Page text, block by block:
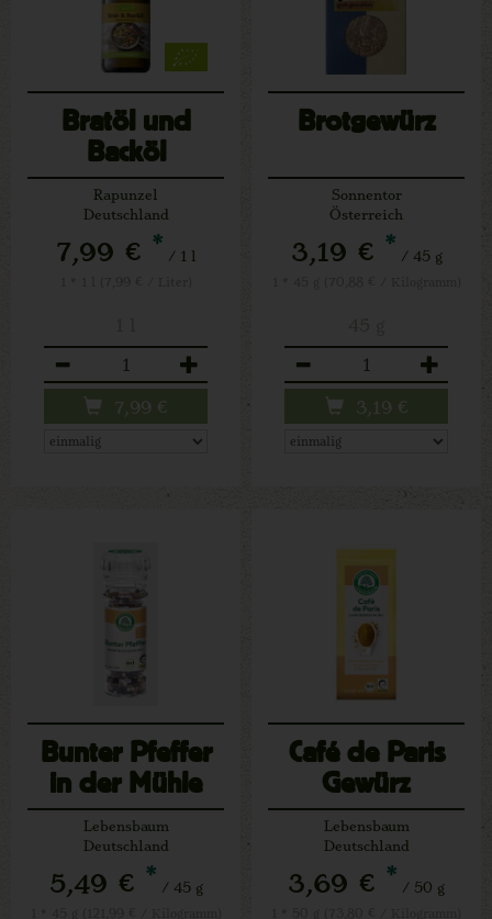
Bratöl und
Backöl
Rapunzel
Deutschland
7,99 € * / 1 l
7,99 €
Brotgewürz
Sonnentor
Österreich
3,19 € * / 45 g
3,19 €
Bunter Pfeffer
in der Mühle
Lebensbaum
Deutschland
5,49 € * / 45 g
Café de Paris
Gewürz
Lebensbaum
Deutschland
3,69 € * / 50 g